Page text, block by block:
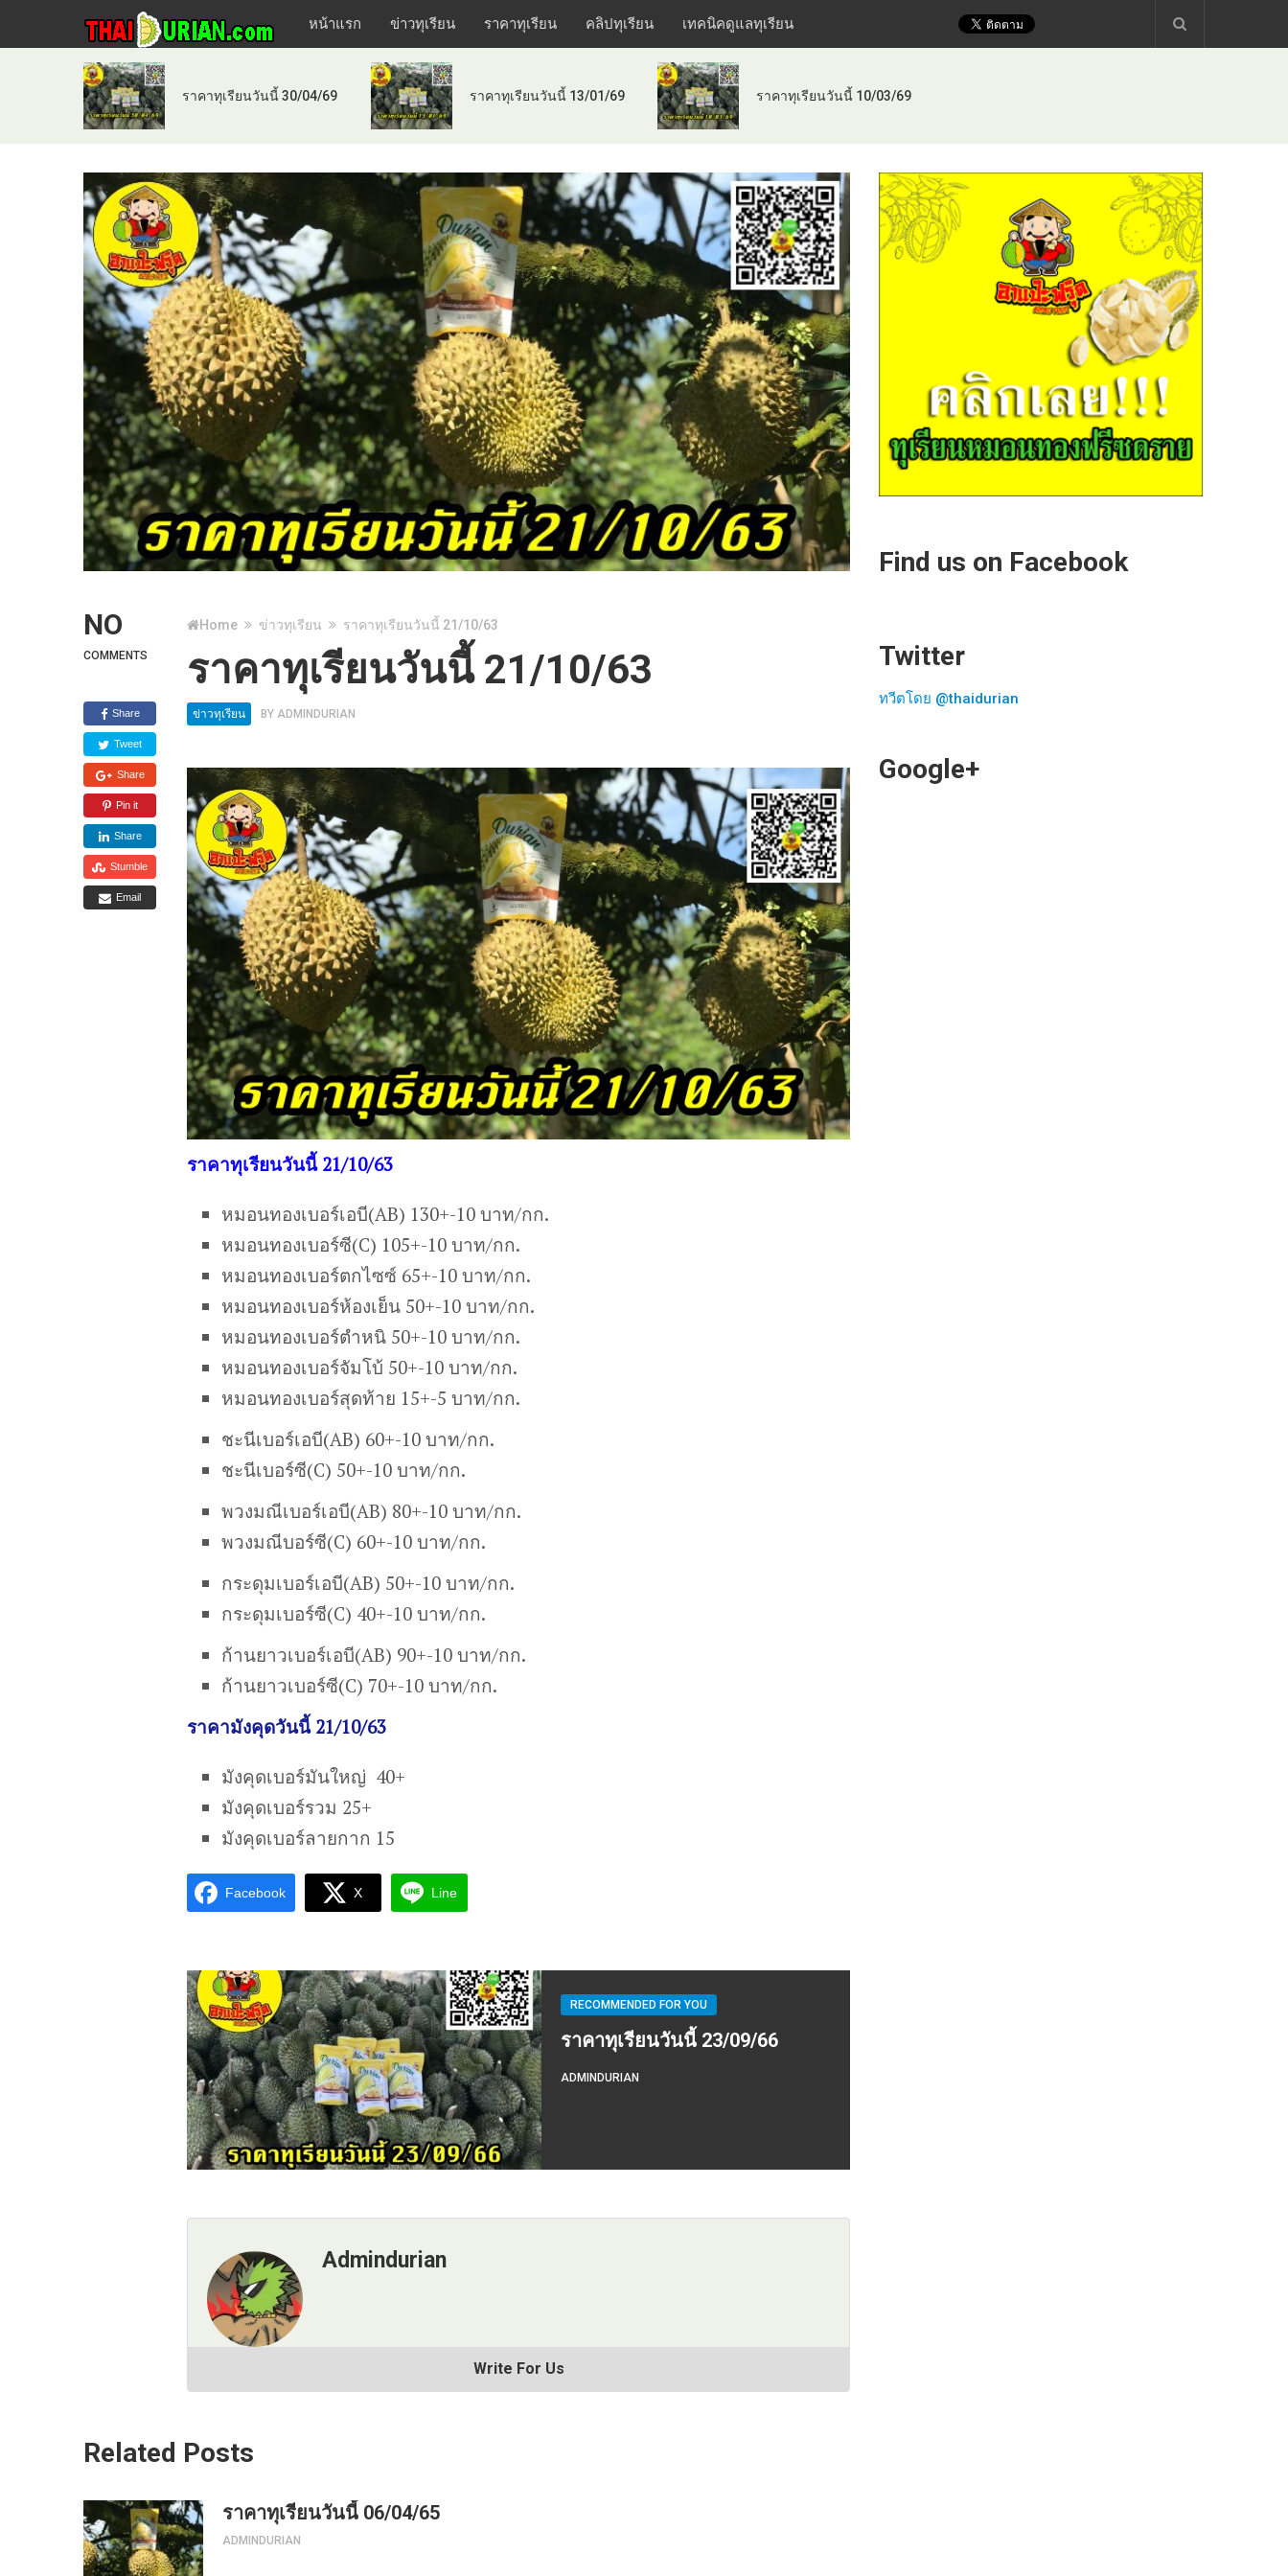
หน้าแรก ข่าวทุเรียน ราคาทุเรียน คลิปทุเรียน เทคนิคดูแลทุเรียน
ราคาทุเรียนวันนี้ 30/04/69 ราคาทุเรียนวันนี้ 13/01/69 ราคาทุเรียนวันนี้ 10/03/69
NO
COMMENTS
Share
Tweet
Share
Pin it
Share
Stumble
Email
Home ข่าวทุเรียน ราคาทุเรียนวันนี้ 21/10/63
ราคาทุเรียนวันนี้ 21/10/63
ข่าวทุเรียน BY ADMINDURIAN
ราคาทุเรียนวันนี้ 21/10/63
หมอนทองเบอร์เอบี(AB) 130+-10 บาท/กก.
หมอนทองเบอร์ซี(C) 105+-10 บาท/กก.
หมอนทองเบอร์ตกไซซ์ 65+-10 บาท/กก.
หมอนทองเบอร์ห้องเย็น 50+-10 บาท/กก.
หมอนทองเบอร์ตำหนิ 50+-10 บาท/กก.
หมอนทองเบอร์จัมโบ้ 50+-10 บาท/กก.
หมอนทองเบอร์สุดท้าย 15+-5 บาท/กก.
ชะนีเบอร์เอบี(AB) 60+-10 บาท/กก.
ชะนีเบอร์ซี(C) 50+-10 บาท/กก.
พวงมณีเบอร์เอบี(AB) 80+-10 บาท/กก.
พวงมณีบอร์ซี(C) 60+-10 บาท/กก.
กระดุมเบอร์เอบี(AB) 50+-10 บาท/กก.
กระดุมเบอร์ซี(C) 40+-10 บาท/กก.
ก้านยาวเบอร์เอบี(AB) 90+-10 บาท/กก.
ก้านยาวเบอร์ซี(C) 70+-10 บาท/กก.
ราคามังคุดวันนี้ 21/10/63
มังคุดเบอร์มันใหญ่ 40+
มังคุดเบอร์รวม 25+
มังคุดเบอร์ลายกาก 15
Facebook X Line
RECOMMENDED FOR YOU
ราคาทุเรียนวันนี้ 23/09/66
ADMINDURIAN
Admindurian
Write For Us
Related Posts
ราคาทุเรียนวันนี้ 06/04/65
ADMINDURIAN
Find us on Facebook
Twitter
ทวีตโดย @thaidurian
Google+